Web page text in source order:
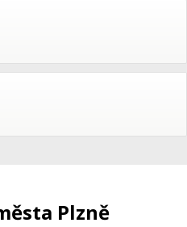
Plzně